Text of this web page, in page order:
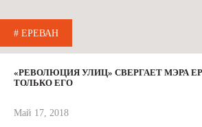
# ЕРЕВАН
«РЕВОЛЮЦИЯ УЛИЦ» СВЕРГАЕТ МЭРА
ТОЛЬКО ЕГО
Май 17, 2018